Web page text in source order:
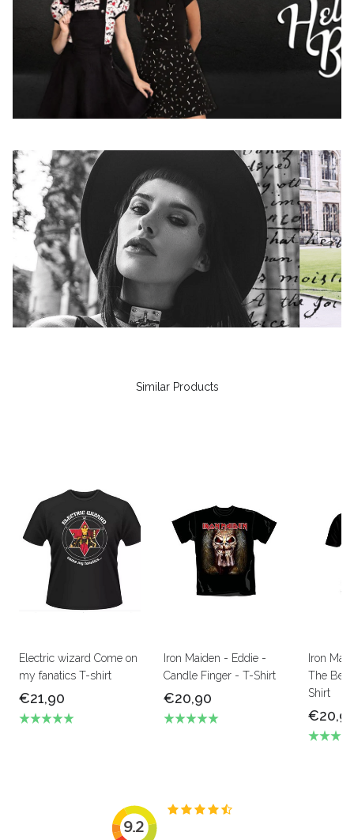
Similar Products
Electric wizard Come on
my fanatics T-shirt
€21,90
Iron Maiden - Eddie -
Candle Finger - T-Shirt
€20,90
Iron
The
Shirt